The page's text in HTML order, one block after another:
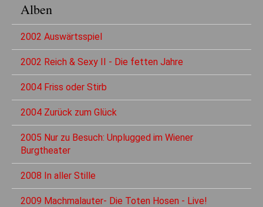
Alben
2002 Auswärtsspiel
2002 Reich & Sexy II - Die fetten Jahre
2004 Friss oder Stirb
2004 Zurück zum Glück
2005 Nur zu Besuch: Unplugged im Wiener
Burgtheater
2008 In aller Stille
2009 Machmalauter- Die Toten Hosen - Live!